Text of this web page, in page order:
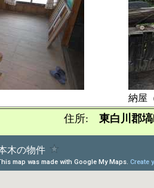
納屋
住所: 東白川郡塙